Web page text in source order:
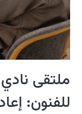
ملتقى
للفنون: